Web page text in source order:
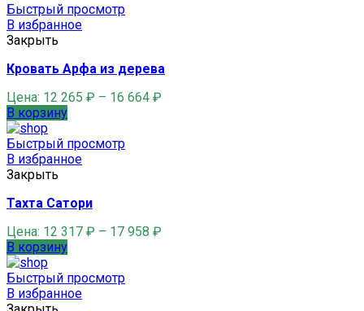
Быстрый просмотр
В избранное
Закрыть
Кровать Арфа из дерева
Цена: 12 265 ₽ – 16 664 ₽
В корзину
Быстрый просмотр
В избранное
Закрыть
Тахта Сатори
Цена: 12 317 ₽ – 17 958 ₽
В корзину
Быстрый просмотр
В избранное